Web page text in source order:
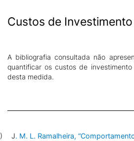
Custos de Investimento
A bibliografia consultada não
quantificar os custos de
desta medida.
J. M. L. Ramalheira,